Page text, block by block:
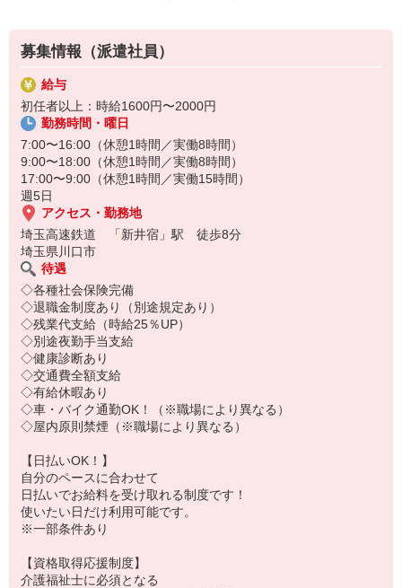
利用者さまの自立支援を重視し、
生活の質を高めるサポートを行います！
募集情報（派遣社員）
給与
初任者以上：時給1600円〜2000円
勤務時間・曜日
7:00〜16:00（休憩1時間／実働8時間）
9:00〜18:00（休憩1時間／実働8時間）
17:00〜9:00（休憩1時間／実働15時間）
週5日
アクセス・勤務地
埼玉高速鉄道 「新井宿」駅 徒歩8分
埼玉県川口市
待遇
◇各種社会保険完備
◇退職金制度あり（別途規定あり）
◇残業代支給（時給25％UP）
◇別途夜勤手当支給
◇健康診断あり
◇交通費全額支給
◇有給休暇あり
◇車・バイク通勤OK！（※職場により異なる）
◇屋内原則禁煙（※職場により異なる）
【日払いOK！】
自分のペースに合わせて
日払いでお給料を受け取れる制度です！
使いたい日だけ利用可能です。
※一部条件あり
【資格取得応援制度】
介護福祉士に必須となる